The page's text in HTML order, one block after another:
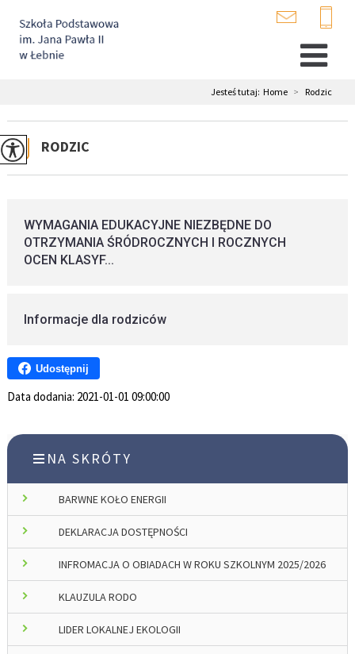
Jesteś tutaj: Home > Rodzic
RODZIC
WYMAGANIA EDUKACYJNE NIEZBĘDNE DO
OTRZYMANIA ŚRÓDROCZNYCH I ROCZNYCH
OCEN KLASYF...
Informacje dla rodziców
Udostępnij
Data dodania: 2021-01-01 09:00:00
NA SKRÓTY
BARWNE KOŁO ENERGII
DEKLARACJA DOSTĘPNOŚCI
INFROMACJA O OBIADACH W ROKU SZKOLNYM 2025/2026
KLAUZULA RODO
LIDER LOKALNEJ EKOLOGII